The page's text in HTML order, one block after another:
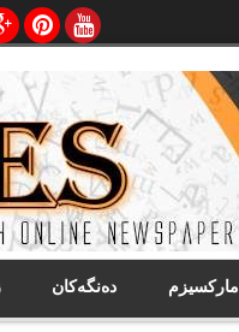
مارکسیزم دەنگەکان